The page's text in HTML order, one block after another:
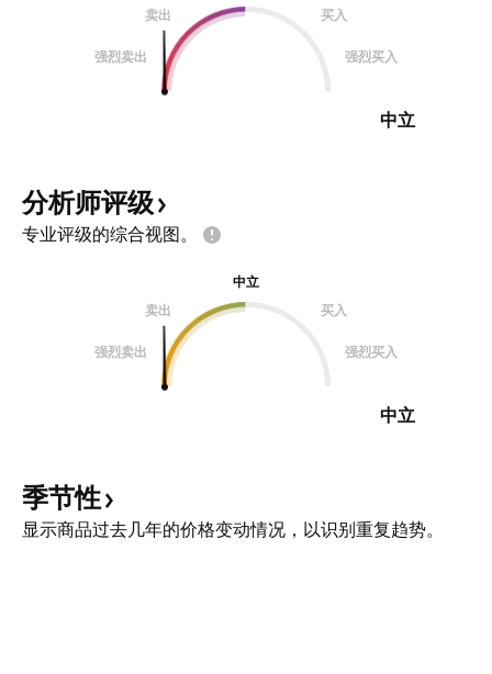
卖出
买入
强烈卖出 强烈买入
中立
分析师评级
专业评级的综合视图。
中立
卖出
买入
强烈卖出 强烈买入
中立
季节性
显示商品过去几年的价格变动情况，以识别重复趋势。